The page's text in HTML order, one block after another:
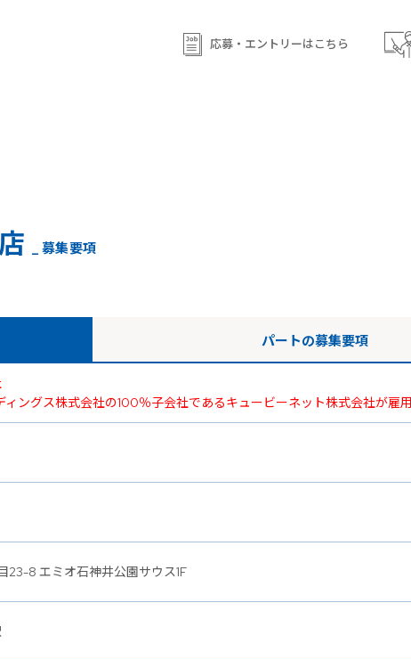
応募・エントリーはこちら
qb/single-shop_recruit.php on line 93
_ 募集要項
パートの募集要項
ングス株式会社の100％子会社であるキュービーネット株式会社が雇用
23-8 エミオ石神井公園サウス1F